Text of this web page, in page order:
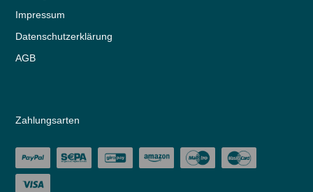
Impressum
Daten­schutz­erklärung
AGB
Zahlungsarten